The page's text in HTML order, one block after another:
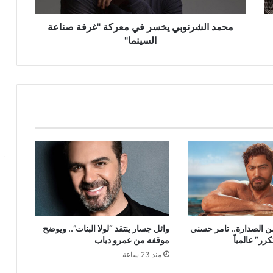
محمد الشرنوبي يخسر في معركة "غرفة صناعة
السينما"
الصدارة.. تامر حسني
عالمياً
وائل جسار ينتقد “لولا البنات”.. ويوضح
موقفه من عمرو دياب
منذ 23 ساعة